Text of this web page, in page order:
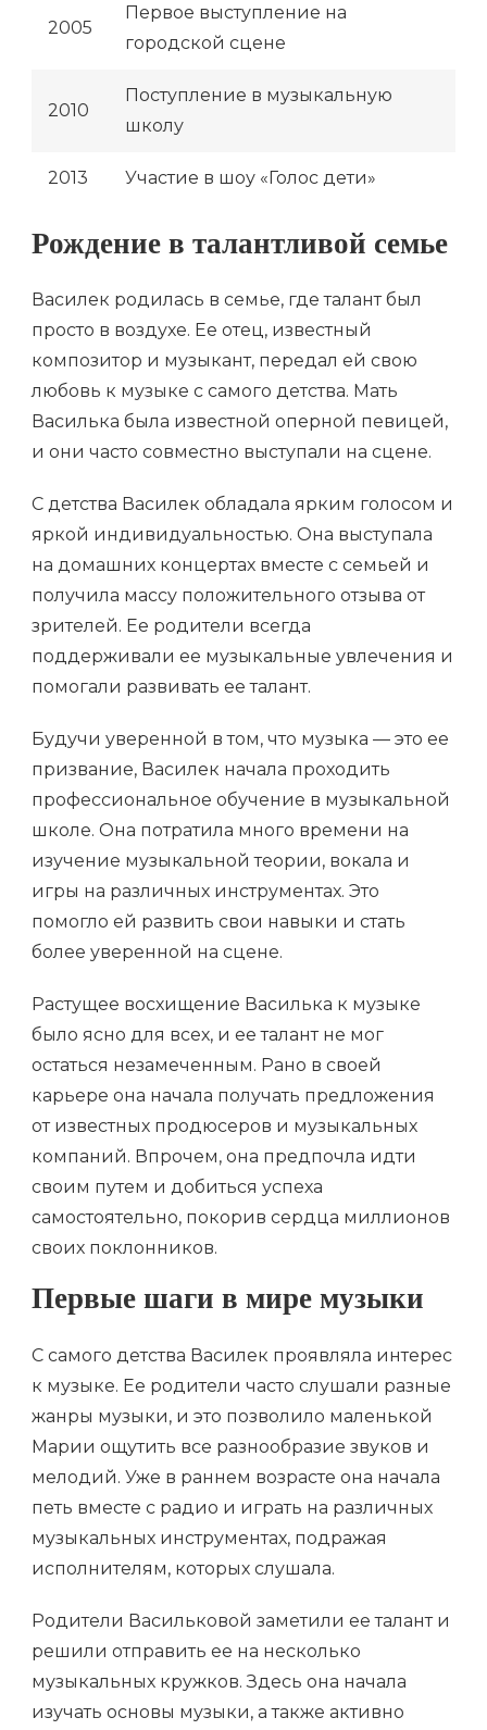
2005
Первое выступление на
городской сцене
2010
Поступление в музыкальную
школу
2013 Участие в шоу «Голос дети»
Рождение в талантливой семье
Василек родилась в семье, где талант был
просто в воздухе. Ее отец, известный
композитор и музыкант, передал ей свою
любовь к музыке с самого детства. Мать
Василька была известной оперной певицей,
и они часто совместно выступали на сцене.
С детства Василек обладала ярким голосом и
яркой индивидуальностью. Она выступала
на домашних концертах вместе с семьей и
получила массу положительного отзыва от
зрителей. Ее родители всегда
поддерживали ее музыкальные увлечения и
помогали развивать ее талант.
Будучи уверенной в том, что музыка — это ее
призвание, Василек начала проходить
профессиональное обучение в музыкальной
школе. Она потратила много времени на
изучение музыкальной теории, вокала и
игры на различных инструментах. Это
помогло ей развить свои навыки и стать
более уверенной на сцене.
Растущее восхищение Василька к музыке
было ясно для всех, и ее талант не мог
остаться незамеченным. Рано в своей
карьере она начала получать предложения
от известных продюсеров и музыкальных
компаний. Впрочем, она предпочла идти
своим путем и добиться успеха
самостоятельно, покорив сердца миллионов
своих поклонников.
Первые шаги в мире музыки
С самого детства Василек проявляла интерес
к музыке. Ее родители часто слушали разные
жанры музыки, и это позволило маленькой
Марии ощутить все разнообразие звуков и
мелодий. Уже в раннем возрасте она начала
петь вместе с радио и играть на различных
музыкальных инструментах, подражая
исполнителям, которых слушала.
Родители Васильковой заметили ее талант и
решили отправить ее на несколько
музыкальных кружков. Здесь она начала
изучать основы музыки, а также активно